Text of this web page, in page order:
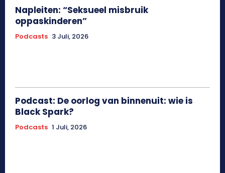
Napleiten: “Seksueel misbruik
oppaskinderen”
Podcasts 3 Juli, 2026
Podcast: De oorlog van binnenuit: wie is
Black Spark?
Podcasts 1 Juli, 2026